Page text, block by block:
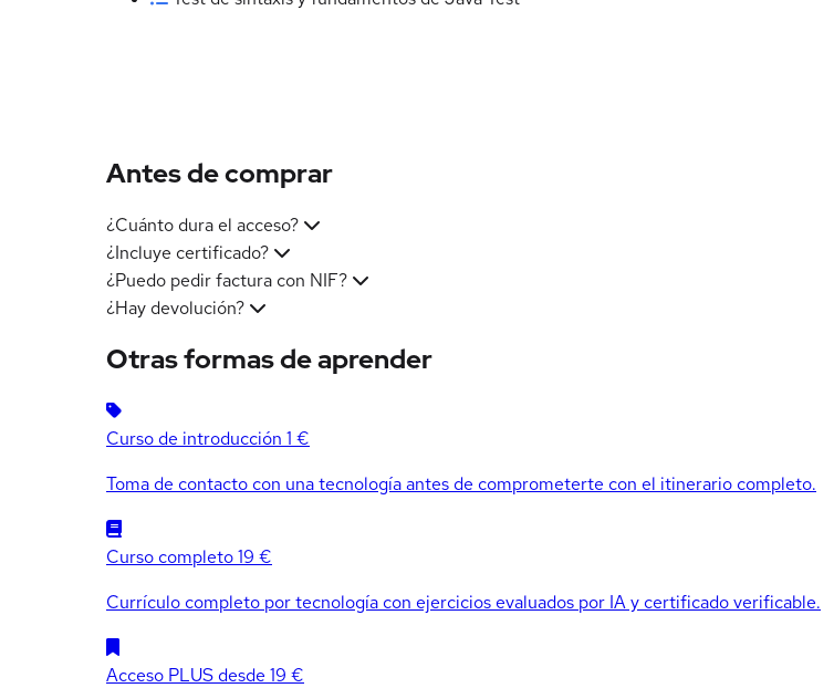
Antes de comprar
¿Cuánto dura el acceso?
¿Incluye certificado?
¿Puedo pedir factura con NIF?
¿Hay devolución?
Otras formas de aprender
Curso de introducción 1 €
Toma de contacto con una tecnología antes de comprometerte con el itinerario completo.
Curso completo19 €
Currículo completo por tecnología con ejercicios evaluados por IA y certificado verificable.
Acceso PLUS desde 19 €